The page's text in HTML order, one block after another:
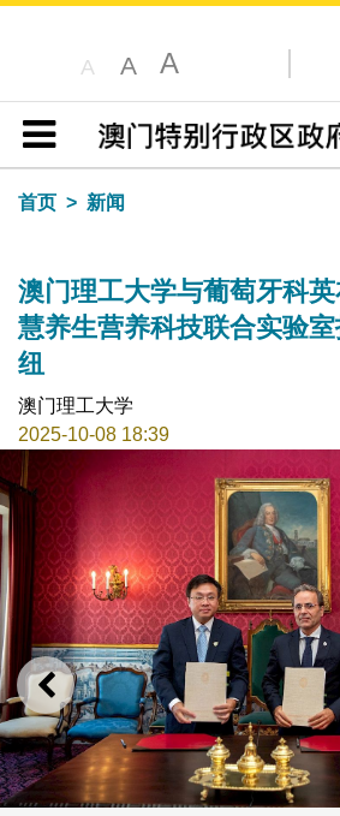
A A A
目录
首页
新闻
澳门理工大学与葡萄牙科
慧养生营养科技联合实验
纽
澳门理工大学
2025-10-08 18:39
上一则